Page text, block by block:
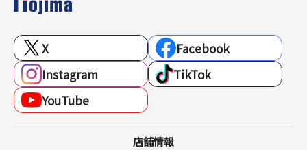
X
Facebook
Instagram
TikTok
YouTube
店舗情報